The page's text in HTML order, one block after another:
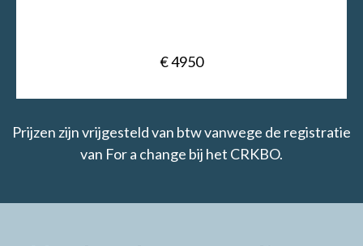
€ 4950
Prijzen zijn vrijgesteld van btw vanwege de registratie
van For a change bij het CRKBO.